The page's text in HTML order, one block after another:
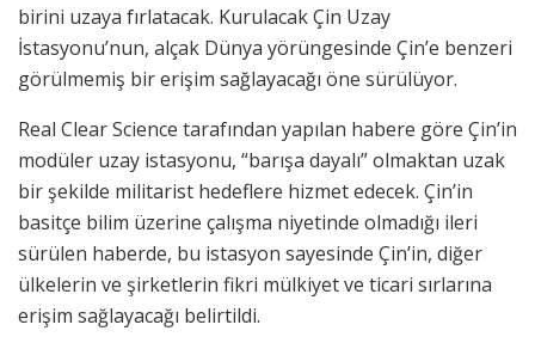
birini uzaya fırlatacak. Kurulacak Çin Uzay
İstasyonu’nun, alçak Dünya yörüngesinde Çin’e benzeri
görülmemiş bir erişim sağlayacağı öne sürülüyor.
Real Clear Science tarafından yapılan habere göre Çin’in
modüler uzay istasyonu, “barışa dayalı” olmaktan uzak
bir şekilde militarist hedeflere hizmet edecek. Çin’in
basitçe bilim üzerine çalışma niyetinde olmadığı ileri
sürülen haberde, bu istasyon sayesinde Çin’in, diğer
ülkelerin ve şirketlerin fikri mülkiyet ve ticari sırlarına
erişim sağlayacağı belirtildi.